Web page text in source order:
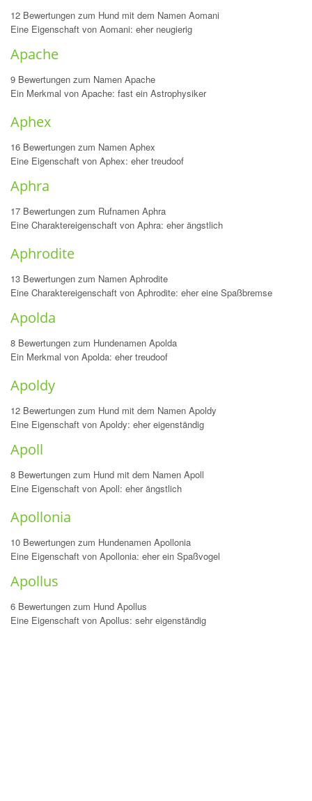
12 Bewertungen zum Hund mit dem Namen Aomani
Eine Eigenschaft von Aomani: eher neugierig
Apache
9 Bewertungen zum Namen Apache
Ein Merkmal von Apache: fast ein Astrophysiker
Aphex
16 Bewertungen zum Namen Aphex
Eine Eigenschaft von Aphex: eher treudoof
Aphra
17 Bewertungen zum Rufnamen Aphra
Eine Charaktereigenschaft von Aphra: eher ängstlich
Aphrodite
13 Bewertungen zum Namen Aphrodite
Eine Charaktereigenschaft von Aphrodite: eher eine Spaßbremse
Apolda
8 Bewertungen zum Hundenamen Apolda
Ein Merkmal von Apolda: eher treudoof
Apoldy
12 Bewertungen zum Hund mit dem Namen Apoldy
Eine Eigenschaft von Apoldy: eher eigenständig
Apoll
8 Bewertungen zum Hund mit dem Namen Apoll
Eine Eigenschaft von Apoll: eher ängstlich
Apollonia
10 Bewertungen zum Hundenamen Apollonia
Eine Eigenschaft von Apollonia: eher ein Spaßvogel
Apollus
6 Bewertungen zum Hund Apollus
Eine Eigenschaft von Apollus: sehr eigenständig